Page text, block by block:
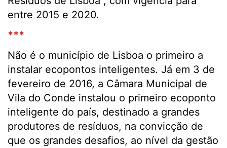
entre 2015 e 2020.
***
Não é o município de Lisboa o primeiro a
instalar ecopontos inteligentes. Já em 3 de
fevereiro de 2016, a Câmara Municipal de
Vila do Conde instalou o primeiro ecoponto
inteligente do país, destinado a grandes
produtores de resíduos, na convicção de
que os grandes desafios, ao nível da gestão